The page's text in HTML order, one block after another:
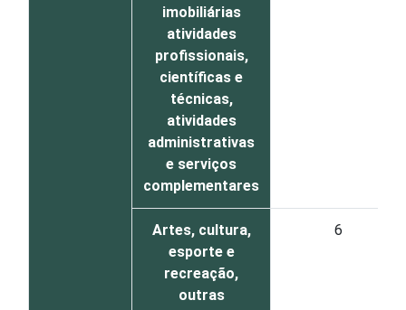
imobiliárias
atividades
profissionais,
científicas e
técnicas,
atividades
administrativas
e serviços
complementares
Artes, cultura,
esporte e
recreação,
outras
6